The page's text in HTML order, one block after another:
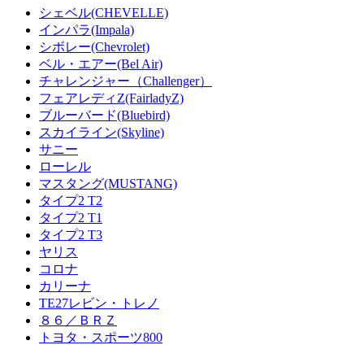
シェベル(CHEVELLE)
インパラ(Impala)
シボレー(Chevrolet)
ベル・エアー(Bel Air)
チャレンジャー（Challenger）
フェアレディZ(FairladyZ)
ブルーバード(Bluebird)
スカイライン(Skyline)
サニー
ローレル
マスタング(MUSTANG)
タイプ2 T2
タイプ2 T1
タイプ2 T3
ヤリス
コロナ
カリーナ
TE27レビン・トレノ
８６／ＢＲＺ
トヨタ・スポーツ800